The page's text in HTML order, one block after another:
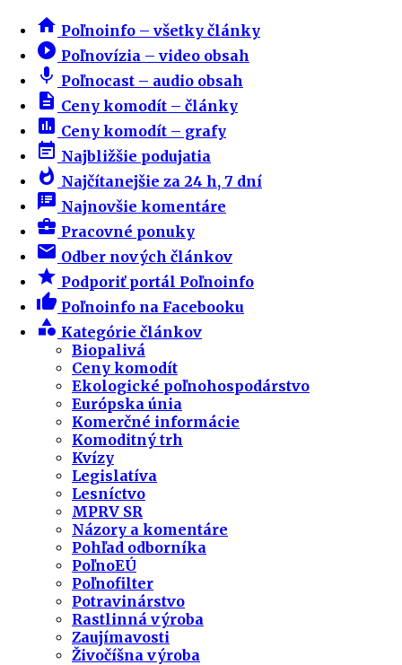
home Poľnoinfo – všetky články
play_circle_filled Poľnovízia – video obsah
mic Poľnocast – audio obsah
description Ceny komodít – články
insert_chart Ceny komodít – grafy
event_note Najbližšie podujatia
whatshot Najčítanejšie za 24 h, 7 dní
speaker_notes Najnovšie komentáre
business_center Pracovné ponuky
email Odber nových článkov
star Podporiť portál Poľnoinfo
thumb_up Poľnoinfo na Facebooku
category Kategórie článkov
Biopalivá
Ceny komodít
Ekologické poľnohospodárstvo
Európska únia
Komerčné informácie
Komoditný trh
Kvízy
Legislatíva
Lesníctvo
MPRV SR
Názory a komentáre
Pohľad odborníka
PoľnoEÚ
Poľnofilter
Potravinárstvo
Rastlinná výroba
Zaujímavosti
Živočíšna výroba